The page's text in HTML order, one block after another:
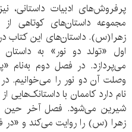
پرفروش‌های ادبیات داستانی،
مجموعه داستان‌های
زهرا(س). داستان‌های این کتاب
اول «تولد دو نور» به
می‌پردازد. در فصل دوم به‌نام
وصلت آن دو نور را می‌خوانیم.
نام دارد کاممان با
شیرین می‌شود. فصل آخر حین
زهرا (س) را روایت می‌کند و «در